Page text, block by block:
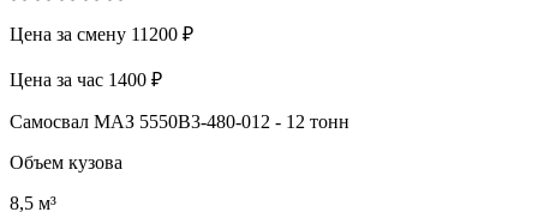
Цена за смену 11200 ₽
Цена за час 1400 ₽
Самосвал МАЗ 5550В3-480-012 - 12 тонн
Объем кузова
8,5 м³